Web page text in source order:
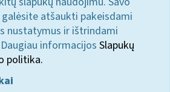
atšaukti pakeisdami
nustatymus ir ištrindami
informacijos Slapukų
politika.